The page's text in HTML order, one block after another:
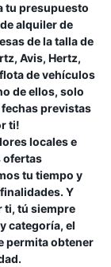
tu presupuesto
alquiler de
de la talla de
Avis, Hertz,
de vehículos
de ellos, solo
previstas
ti!
locales e
ofertas
tu tiempo y
Y
ti, tú siempre
categoría, el
permita obtener